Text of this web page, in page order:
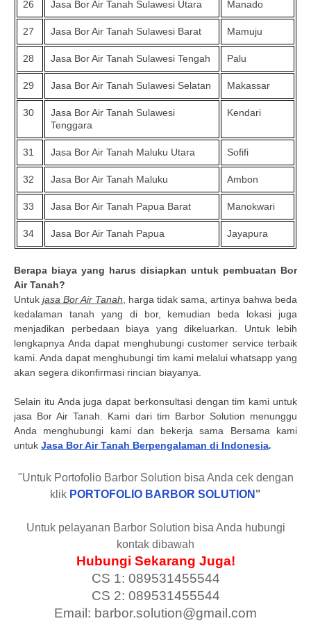
26 Jasa Bor Air Tanah Sulawesi Utara Manado
27 Jasa Bor Air Tanah Sulawesi Barat Mamuju
28 Jasa Bor Air Tanah Sulawesi Tengah Palu
29 Jasa Bor Air Tanah Sulawesi Selatan Makassar
30
Jasa Bor Air Tanah Sulawesi
Tenggara
Kendari
31 Jasa Bor Air Tanah Maluku Utara Sofifi
32 Jasa Bor Air Tanah Maluku Ambon
33 Jasa Bor Air Tanah Papua Barat Manokwari
34 Jasa Bor Air Tanah Papua Jayapura
Berapa biaya yang harus disiapkan untuk pembuatan Bor
Air Tanah?
Untuk jasa Bor Air Tanah , harga tidak sama, artinya bahwa beda
kedalaman tanah yang di bor, kemudian beda lokasi juga
menjadikan perbedaan biaya yang dikeluarkan. Untuk lebih
lengkapnya Anda dapat menghubungi customer service terbaik
kami. Anda dapat menghubungi tim kami melalui whatsapp yang
akan segera dikonfirmasi rincian biayanya.
Selain itu Anda juga dapat berkonsultasi dengan tim kami untuk
jasa Bor Air Tanah. Kami dari tim Barbor Solution menunggu
Anda menghubungi kami dan bekerja sama Bersama kami
untuk Jasa Bor Air Tanah Berpengalaman di Indonesia.
"Untuk Portofolio Barbor Solution bisa Anda cek dengan
klik PORTOFOLIO BARBOR SOLUTION "
Untuk pelayanan Barbor Solution bisa Anda hubungi
kontak dibawah
Hubungi Sekarang Juga!
CS 1: 089531455544
CS 2: 089531455544
Email: barbor.solution@gmail.com